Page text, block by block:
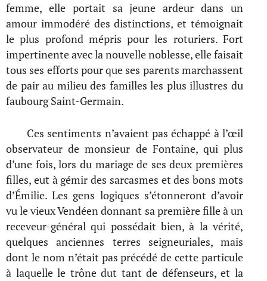
femme, elle portait sa jeune ardeur dans un
amour immodéré des distinctions, et témoignait
le plus profond mépris pour les roturiers. Fort
impertinente avec la nouvelle noblesse, elle faisait
tous ses efforts pour que ses parents marchassent
de pair au milieu des familles les plus illustres du
faubourg Saint-Germain.
Ces sentiments n’avaient pas échappé à l’œil
observateur de monsieur de Fontaine, qui plus
d’une fois, lors du mariage de ses deux premières
filles, eut à gémir des sarcasmes et des bons mots
d’Émilie. Les gens logiques s’étonneront d’avoir
vu le vieux Vendéen donnant sa première fille à un
receveur-général qui possédait bien, à la vérité,
quelques anciennes terres seigneuriales, mais
dont le nom n’était pas précédé de cette particule
à laquelle le trône dut tant de défenseurs, et la